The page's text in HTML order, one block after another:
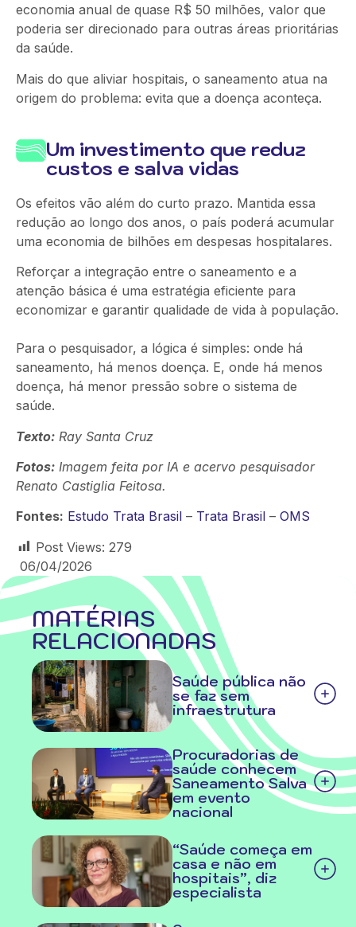
economia anual de quase R$ 50 milhões, valor que
poderia ser direcionado para outras áreas prioritárias
da saúde.
Mais do que aliviar hospitais, o saneamento atua na
origem do problema: evita que a doença aconteça.
Um investimento que reduz
custos e salva vidas
Os efeitos vão além do curto prazo. Mantida essa
redução ao longo dos anos, o país poderá acumular
uma economia de bilhões em despesas hospitalares.
Reforçar a integração entre o saneamento e a
atenção básica é uma estratégia eficiente para
economizar e garantir qualidade de vida à população.
Para o pesquisador, a lógica é simples: onde há
saneamento, há menos doença. E, onde há menos
doença, há menor pressão sobre o sistema de
saúde.
Texto: Ray Santa Cruz
Fotos: Imagem feita por IA e acervo pesquisador
Renato Castiglia Feitosa.
Fontes: Estudo Trata Brasil – Trata Brasil – OMS
Post Views: 279
06/04/2026
MATÉRIAS
RELACIONADAS
Saúde pública não
se faz sem
infraestrutura
Procuradorias de
saúde conhecem
Saneamento Salva
em evento
nacional
“Saúde começa em
casa e não em
hospitais”, diz
especialista